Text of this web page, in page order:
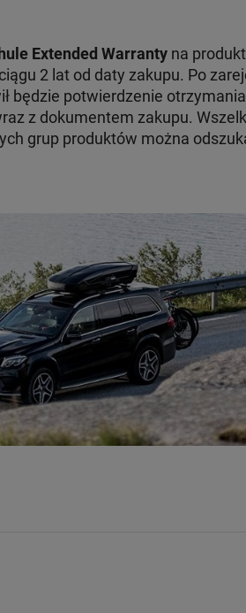
Extended Warrantyna
2 lat od daty zakupu. Po
będzie potwierdzenie
z dokumentem zakupu.
grup produktów można